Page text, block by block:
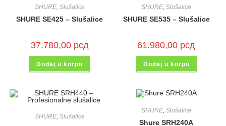
SHURE, Slušalice
SHURE SE425 – Slušalice
37.780,00 рсд
Dodaj u korpu
SHURE,Slušalice
SHURE SE535 – Slušalice
61.980,00 рсд
Dodaj u korpu
SHURE, Slušalice
SHURE,Slušalice
Shure SRH240A